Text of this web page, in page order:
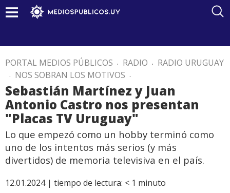
PORTAL MEDIOS PÚBLICOS . RADIO . RADIO URUGUAY
. NOS SOBRAN LOS MOTIVOS .
Sebastián Martínez y Juan
Antonio Castro nos presentan
"Placas TV Uruguay"
Lo que empezó como un hobby terminó como
uno de los intentos más serios (y más
divertidos) de memoria televisiva en el país.
12.01.2024 | tiempo de lectura: < 1 minuto